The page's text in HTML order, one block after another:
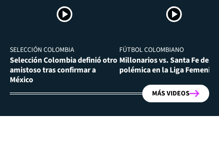
SELECCIÓN COLOMBIA
Selección Colombia definió otro
amistoso tras confirmar a
México
FÚTBOL COLOMBIANO
Millonarios vs. Santa Fe
polémica en la Liga Femenina
MÁS VIDEOS